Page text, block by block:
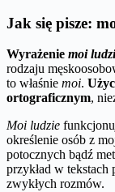
Jak się pisze:
Wyrażenie moi
rodzaju
to właśnie moi.
ortograficznym,
Moi ludzie
określenie osób z
potocznych bądź
przykład w tekstach
zwykłych rozmów.